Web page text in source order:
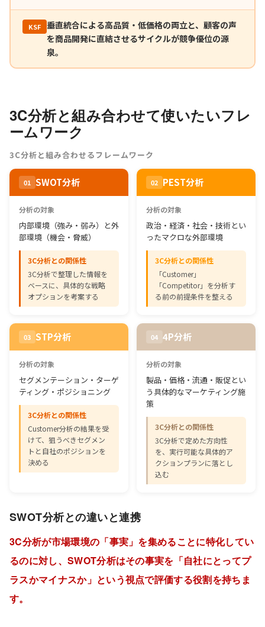
KSF
垂直統合による高品質・低価格の両立と、顧客の声
を商品開発に直結させるサイクルが競争優位の源
泉。
3C分析と組み合わせて使いたいフレ
ームワーク
3C分析と組み合わせるフレームワーク
01 SWOT分析
分析の対象
内部環境（強み・弱み）と外
部環境（機会・脅威）
3C分析との関係性
3C分析で整理した情報を
ベースに、具体的な戦略
オプションを考案する
02 PEST分析
分析の対象
政治・経済・社会・技術とい
ったマクロな外部環境
3C分析との関係性
「Customer」
「Competitor」を分析す
る前の前提条件を整える
03 STP分析
分析の対象
セグメンテーション・ターゲ
ティング・ポジショニング
3C分析との関係性
Customer分析の結果を受
けて、狙うべきセグメン
トと自社のポジションを
決める
04 4P分析
分析の対象
製品・価格・流通・販促とい
う具体的なマーケティング施
策
3C分析との関係性
3C分析で定めた方向性
を、実行可能な具体的ア
クションプランに落とし
込む
SWOT分析との違いと連携
3C分析が市場環境の「事実」を集めることに特化してい
るのに対し、SWOT分析はその事実を「自社にとってプ
ラスかマイナスか」という視点で評価する役割を持ちま
す。